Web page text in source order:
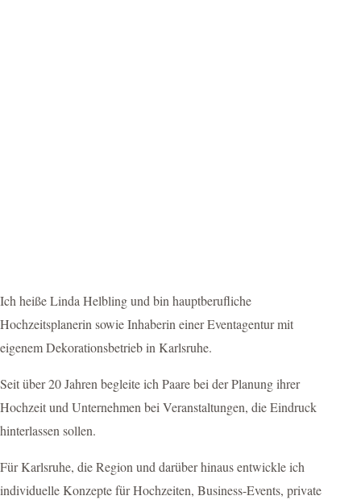
Ich heiße Linda Helbling und bin hauptberufliche
Hochzeitsplanerin sowie Inhaberin einer Eventagentur mit
eigenem Dekorationsbetrieb in Karlsruhe.
Seit über 20 Jahren begleite ich Paare bei der Planung ihrer
Hochzeit und Unternehmen bei Veranstaltungen, die Eindruck
hinterlassen sollen.
Für Karlsruhe, die Region und darüber hinaus entwickle ich
individuelle Konzepte für Hochzeiten, Business-Events, private